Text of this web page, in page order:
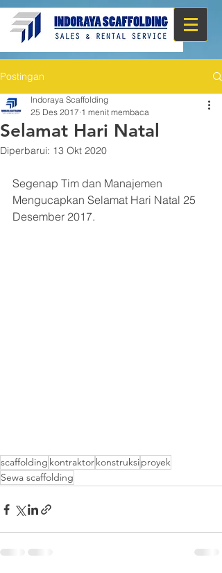
Postingan
Selamat Hari Natal
Indoraya Scaffolding
25 Des 2017 1 menit membaca
Diperbarui: 13 Okt 2020
Segenap Tim dan Manajemen
Mengucapkan Selamat Hari Natal 25
Desember 2017.
scaffolding kontraktorkonstruksiproyek
Sewa scaffolding